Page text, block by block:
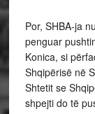
Por, SHBA-ja
penguar
Konica, si
Shqipërisë në
Shtetit se
shpejti do të